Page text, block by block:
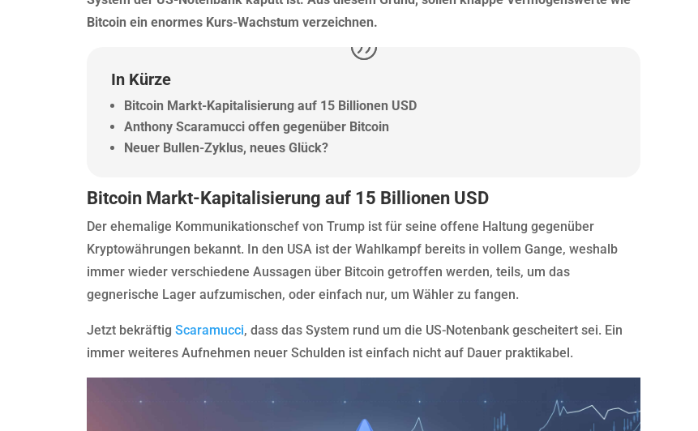
Bitcoin ein enormes Kurs-Wachstum verzeichnen.
In Kürze
Bitcoin Markt-Kapitalisierung auf 15 Billionen USD
Anthony Scaramucci offen gegenüber Bitcoin
Neuer Bullen-Zyklus, neues Glück?
Bitcoin Markt-Kapitalisierung auf 15 Billionen USD
Der ehemalige Kommunikationschef von Trump ist für seine offene Haltung gegenüber
Kryptowährungen bekannt. In den USA ist der Wahlkampf bereits in vollem Gange, weshalb
immer wieder verschiedene Aussagen über Bitcoin getroffen werden, teils, um das
gegnerische Lager aufzumischen, oder einfach nur, um Wähler zu fangen.
Jetzt bekräftigScaramucci, dass das System rund um die US-Notenbank gescheitert sei. Ein
immer weiteres Aufnehmen neuer Schulden ist einfach nicht auf Dauer praktikabel.